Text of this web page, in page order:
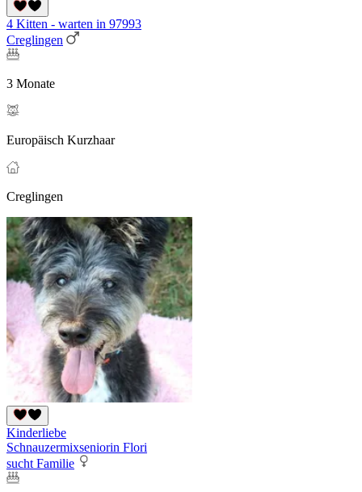
4 Kitten - warten in 97993
Creglingen
3 Monate
Europäisch Kurzhaar
Creglingen
Kinderliebe
Schnauzermixseniorin Flori
sucht Familie